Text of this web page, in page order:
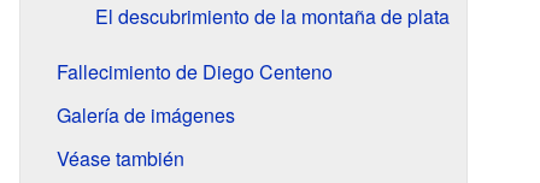
El descubrimiento de la montaña de plata
Fallecimiento de Diego Centeno
Galería de imágenes
Véase también